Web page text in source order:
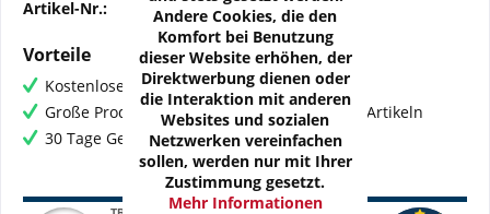
Artikel-Nr.: OZ-DUC12-01N
Vorteile
Kostenloser Versand ab € 60,- Bestellwert
Große Produktauswahl mit mehr als 80.000 Artikeln
30 Tage Geld-Zurück-Garantie
Andere Cookies, die den
Komfort bei Benutzung
dieser Website erhöhen, der
Direktwerbung dienen oder
die Interaktion mit anderen
Websites und sozialen
Netzwerken vereinfachen
sollen, werden nur mit Ihrer
Zustimmung gesetzt.
Mehr Informationen